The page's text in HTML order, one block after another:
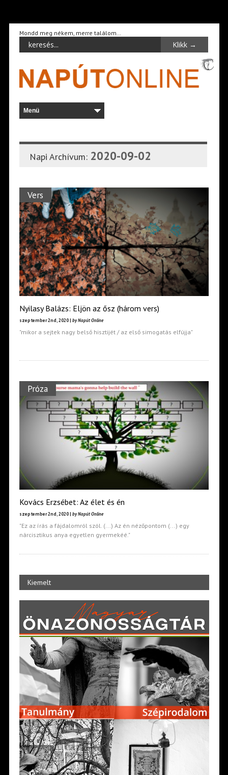
Mondd meg nékem, merre találom…
Napi Archívum: 2020-09-02
Vers
Nyilasy Balázs: Eljön az ősz (három vers)
szeptember 2nd, 2020 | by Napút Online
"mikor a sejtek nagy belső hisztijét / az első simogatás elfújja"
Próza
Kovács Erzsébet: Az élet és én
szeptember 2nd, 2020 | by Napút Online
"Ez az írás a fájdalomról szól. (...) Az én nézőpontom (...) egy
nárcisztikus anya egyetlen gyermekéé."
Kiemelt